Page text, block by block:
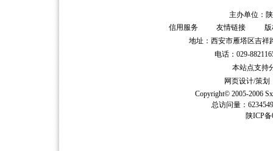
主办单位：
信用服务
友情链接
版
地址：西安市雁塔区吉祥
电话：029-
本站点支持
网页设计/策
Copyright© 2005-2006
总访问量：
陕ICP备